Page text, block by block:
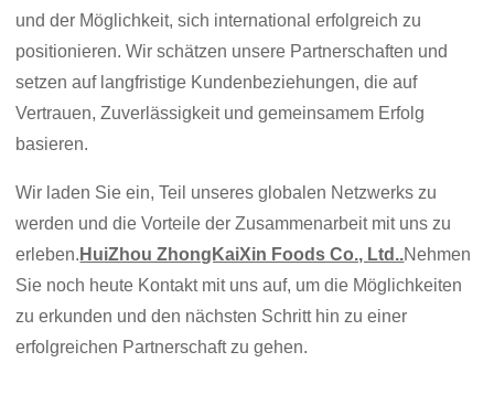
und der Möglichkeit, sich international erfolgreich zu
positionieren. Wir schätzen unsere Partnerschaften und
setzen auf langfristige Kundenbeziehungen, die auf
Vertrauen, Zuverlässigkeit und gemeinsamem Erfolg
basieren.
Wir laden Sie ein, Teil unseres globalen Netzwerks zu
werden und die Vorteile der Zusammenarbeit mit uns zu
erleben. HuiZhou ZhongKaiXin Foods Co., Ltd..Nehmen
Sie noch heute Kontakt mit uns auf, um die Möglichkeiten
zu erkunden und den nächsten Schritt hin zu einer
erfolgreichen Partnerschaft zu gehen.